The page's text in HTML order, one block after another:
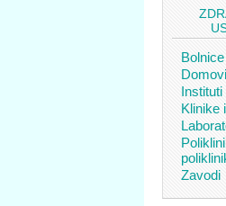
Bolnice
Instituti
Klinike
Zavodi